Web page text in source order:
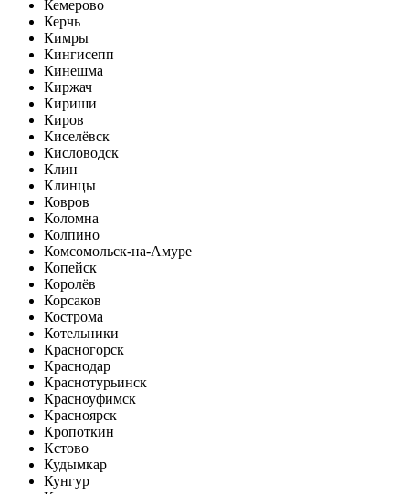
Кемерово
Керчь
Кимры
Кингисепп
Кинешма
Киржач
Кириши
Киров
Киселёвск
Кисловодск
Клин
Клинцы
Ковров
Коломна
Колпино
Комсомольск-на-Амуре
Копейск
Королёв
Корсаков
Кострома
Котельники
Красногорск
Краснодар
Краснотурьинск
Красноуфимск
Красноярск
Кропоткин
Кстово
Кудымкар
Кунгур